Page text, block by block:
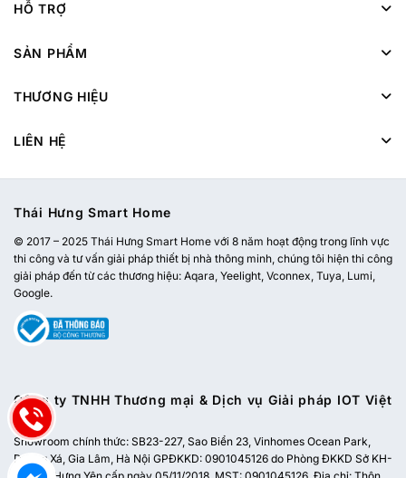
HỖ TRỢ
SẢN PHẨM
THƯƠNG HIỆU
LIÊN HỆ
Thái Hưng Smart Home
© 2017 – 2025 Thái Hưng Smart Home với 8 năm hoạt động trong lĩnh vực
thi công và tư vấn giải pháp thiết bị nhà thông minh, chúng tôi hiện thi công
giải pháp đến từ các thương hiệu: Aqara, Yeelight, Vconnex, Tuya, Lumi,
Google.
Công ty TNHH Thương mại & Dịch vụ Giải pháp IOT Việt
Nam
Showroom chính thức: SB23-227, Sao Biển 23, Vinhomes Ocean Park,
Dương Xá, Gia Lâm, Hà Nội GPĐKKD: 0901045126 do Phòng ĐKKD Sở KH-